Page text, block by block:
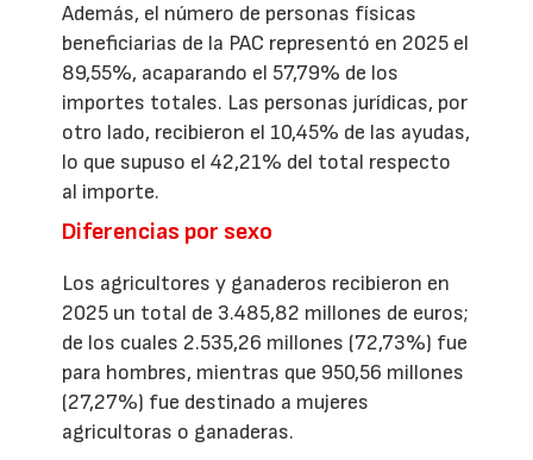
Además, el número de personas físicas
beneficiarias de la PAC representó en 2025 el
89,55%, acaparando el 57,79% de los
importes totales. Las personas jurídicas, por
otro lado, recibieron el 10,45% de las ayudas,
lo que supuso el 42,21% del total respecto
al importe.
Diferencias por sexo
Los agricultores y ganaderos recibieron en
2025 un total de 3.485,82 millones de euros;
de los cuales 2.535,26 millones (72,73%) fue
para hombres, mientras que 950,56 millones
(27,27%) fue destinado a mujeres
agricultoras o ganaderas.